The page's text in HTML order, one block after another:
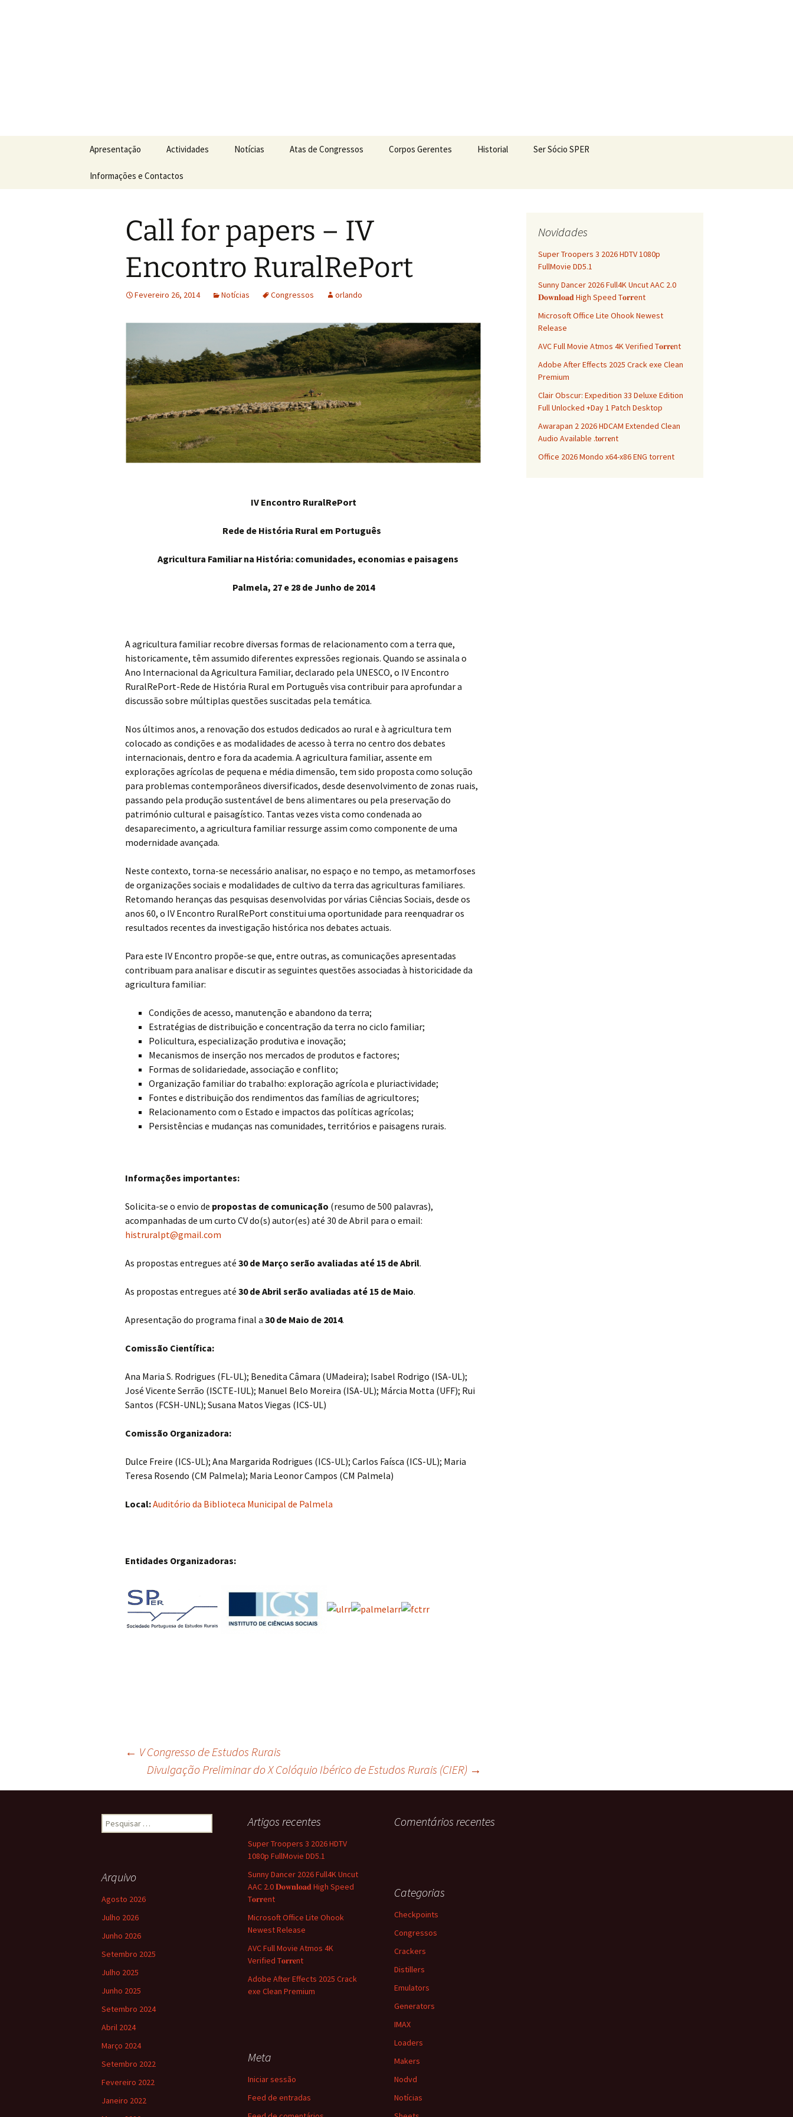
Apresentação Actividades Notícias Atas de Congressos Corpos Gerentes Historial Ser Sócio SPER
Informações e Contactos
Call for papers – IV
Encontro RuralRePort
Fevereiro 26, 2014 Notícias Congressos orlando
IV Encontro RuralRePort
Rede de História Rural em Português
Agricultura Familiar na História: comunidades, economias e paisagens
Palmela, 27 e 28 de Junho de 2014
A agricultura familiar recobre diversas formas de relacionamento com a terra que,
historicamente, têm assumido diferentes expressões regionais. Quando se assinala o
Ano Internacional da Agricultura Familiar, declarado pela UNESCO, o IV Encontro
RuralRePort-Rede de História Rural em Português visa contribuir para aprofundar a
discussão sobre múltiplas questões suscitadas pela temática.
Nos últimos anos, a renovação dos estudos dedicados ao rural e à agricultura tem
colocado as condições e as modalidades de acesso à terra no centro dos debates
internacionais, dentro e fora da academia. A agricultura familiar, assente em
explorações agrícolas de pequena e média dimensão, tem sido proposta como solução
para problemas contemporâneos diversificados, desde desenvolvimento de zonas ruais,
passando pela produção sustentável de bens alimentares ou pela preservação do
património cultural e paisagístico. Tantas vezes vista como condenada ao
desaparecimento, a agricultura familiar ressurge assim como componente de uma
modernidade avançada.
Neste contexto, torna-se necessário analisar, no espaço e no tempo, as metamorfoses
de organizações sociais e modalidades de cultivo da terra das agriculturas familiares.
Retomando heranças das pesquisas desenvolvidas por várias Ciências Sociais, desde os
anos 60, o IV Encontro RuralRePort constitui uma oportunidade para reenquadrar os
resultados recentes da investigação histórica nos debates actuais.
Para este IV Encontro propõe-se que, entre outras, as comunicações apresentadas
contribuam para analisar e discutir as seguintes questões associadas à historicidade da
agricultura familiar:
Condições de acesso, manutenção e abandono da terra;
Estratégias de distribuição e concentração da terra no ciclo familiar;
Policultura, especialização produtiva e inovação;
Mecanismos de inserção nos mercados de produtos e factores;
Formas de solidariedade, associação e conflito;
Organização familiar do trabalho: exploração agrícola e pluriactividade;
Fontes e distribuição dos rendimentos das famílias de agricultores;
Relacionamento com o Estado e impactos das políticas agrícolas;
Persistências e mudanças nas comunidades, territórios e paisagens rurais.
Informações importantes:
Solicita-se o envio de propostas de comunicação (resumo de 500 palavras),
acompanhadas de um curto CV do(s) autor(es) até 30 de Abril para o email:
histruralpt@gmail.com
As propostas entregues até 30 de Março serão avaliadas até 15 de Abril.
As propostas entregues até 30 de Abril serão avaliadas até 15 de Maio.
Apresentação do programa final a 30 de Maio de 2014.
Comissão Científica:
Ana Maria S. Rodrigues (FL-UL); Benedita Câmara (UMadeira); Isabel Rodrigo (ISA-UL);
José Vicente Serrão (ISCTE-IUL); Manuel Belo Moreira (ISA-UL); Márcia Motta (UFF); Rui
Santos (FCSH-UNL); Susana Matos Viegas (ICS-UL)
Comissão Organizadora:
Dulce Freire (ICS-UL); Ana Margarida Rodrigues (ICS-UL); Carlos Faísca (ICS-UL); Maria
Teresa Rosendo (CM Palmela); Maria Leonor Campos (CM Palmela)
Local:Auditório da Biblioteca Municipal de Palmela
Entidades Organizadoras:
Navegação
de
← V Congresso de Estudos Rurais
Divulgação Preliminar do X Colóquio Ibérico de Estudos Rurais (CIER) →
Novidades
Super Troopers 3 2026 HDTV 1080p
FullMovie DD5.1
Sunny Dancer 2026 Full4K Uncut AAC 2.0
𝐃𝐨𝐰𝐧𝐥𝐨𝐚𝐝 High Speed T𝐨𝐫𝐫ent
Microsoft Office Lite Ohook Newest
Release
AVC Full Movie Atmos 4K Verified T𝐨𝐫𝐫𝐞nt
Adobe After Effects 2025 Crack exe Clean
Premium
Clair Obscur: Expedition 33 Deluxe Edition
Full Unlocked +Day 1 Patch Desktop
Awarapan 2 2026 HDCAM Extended Clean
Audio Available .t𝐨rr𝐞nt
Office 2026 Mondo x64-x86 ENG torrent
Pesquisar
por:
Artigos recentes
Super Troopers 3 2026 HDTV
1080p FullMovie DD5.1
Sunny Dancer 2026 Full4K Uncut
AAC 2.0 𝐃𝐨𝐰𝐧𝐥𝐨𝐚𝐝 High Speed
T𝐨𝐫𝐫ent
Microsoft Office Lite Ohook
Newest Release
AVC Full Movie Atmos 4K
Verified T𝐨𝐫𝐫𝐞nt
Adobe After Effects 2025 Crack
exe Clean Premium
Comentários recentes
Arquivo
Agosto 2026
Julho 2026
Junho 2026
Setembro 2025
Julho 2025
Junho 2025
Setembro 2024
Abril 2024
Março 2024
Setembro 2022
Fevereiro 2022
Janeiro 2022
Categorias
Checkpoints
Congressos
Crackers
Distillers
Emulators
Generators
IMAX
Loaders
Makers
Nodvd
Notícias
Meta
Iniciar sessão
Feed de entradas